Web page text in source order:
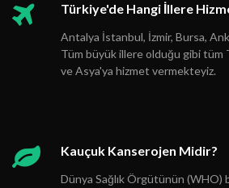
Türkiye'de Hangi İllere
Antalya İstanbul, İzmir, Bursa,
Tüm büyük illere olduğu gibi tüm
ve Asya'ya hizmet vermekteyiz.
Kauçuk Kanserojen Midir?
Dünya Sağlık Örgütünün